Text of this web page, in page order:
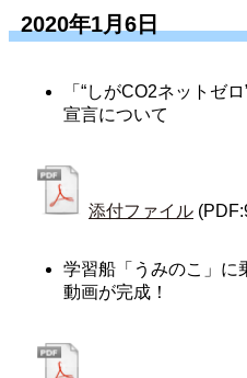
2020年1月6日
「“しがCO2ネットゼ
宣言について
添付ファイル
学習船「うみのこ」に
動画が完成！